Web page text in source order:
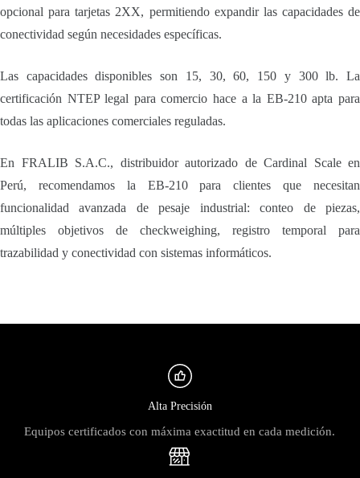
opcional para tarjetas 2XX, permitiendo expandir las capacidades de
conectividad según necesidades específicas.
Las capacidades disponibles son 15, 30, 60, 150 y 300 lb. La
certificación NTEP legal para comercio hace a la EB-210 apta para
todas las aplicaciones comerciales reguladas.
En FRALIB S.A.C., distribuidor autorizado de Cardinal Scale en
Perú, recomendamos la EB-210 para clientes que necesitan
funcionalidad avanzada de pesaje industrial: conteo de piezas,
múltiples objetivos de checkweighing, registro temporal para
trazabilidad y conectividad con sistemas informáticos.
Alta Precisión
Equipos certificados con máxima exactitud en cada medición.